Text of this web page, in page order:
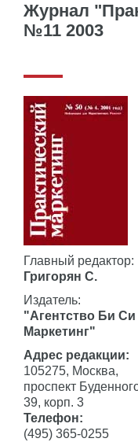
Журнал
№11 2003
Главный редактор:
Григорян С.
Издатель:
"Агентство Би
Маркетинг"
Адрес редакции:
105275, Москва,
проспект
39, корп. 3
Телефон:
(495) 365-0255